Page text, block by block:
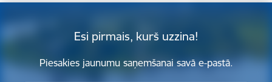
Esi pirmais, kurš uzzina!
Piesakies jaunumu saņemšanai savā e-pastā.